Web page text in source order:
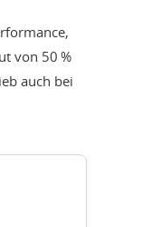
von 50 %
auch bei